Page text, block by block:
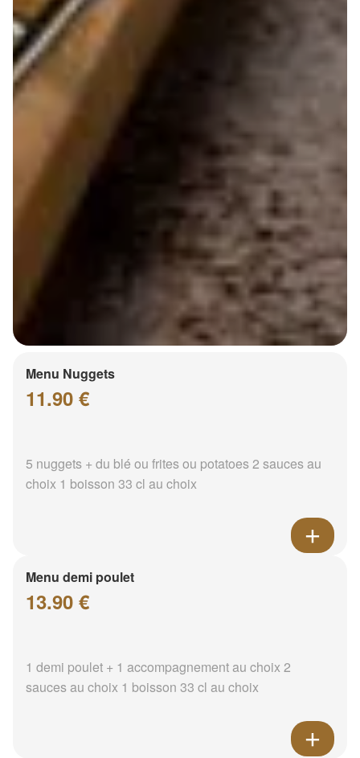
Menu Nuggets
11.90 €
5 nuggets + du blé ou frites ou potatoes 2 sauces au
choix 1 boisson 33 cl au choix
Menu demi poulet
13.90 €
1 demi poulet + 1 accompagnement au choix 2
sauces au choix 1 boisson 33 cl au choix